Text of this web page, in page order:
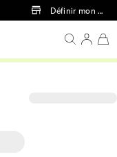
au contenu principal
Définir mon